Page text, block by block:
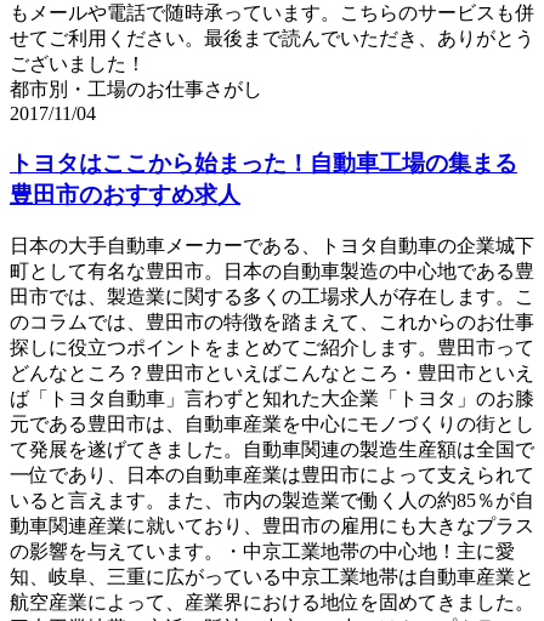
もメールや電話で随時承っています。こちらのサービスも併
せてご利用ください。最後まで読んでいただき、ありがとう
ございました！
都市別・工場のお仕事さがし
2017/11/04
トヨタはここから始まった！自動車工場の集まる
豊田市のおすすめ求人
日本の大手自動車メーカーである、トヨタ自動車の企業城下
町として有名な豊田市。日本の自動車製造の中心地である豊
田市では、製造業に関する多くの工場求人が存在します。こ
のコラムでは、豊田市の特徴を踏まえて、これからのお仕事
探しに役立つポイントをまとめてご紹介します。豊田市って
どんなところ？豊田市といえばこんなところ・豊田市といえ
ば「トヨタ自動車」言わずと知れた大企業「トヨタ」のお膝
元である豊田市は、自動車産業を中心にモノづくりの街とし
て発展を遂げてきました。自動車関連の製造生産額は全国で
一位であり、日本の自動車産業は豊田市によって支えられて
いると言えます。また、市内の製造業で働く人の約85％が自
動車関連産業に就いており、豊田市の雇用にも大きなプラス
の影響を与えています。・中京工業地帯の中心地！主に愛
知、岐阜、三重に広がっている中京工業地帯は自動車産業と
航空産業によって、産業界における地位を固めてきました。